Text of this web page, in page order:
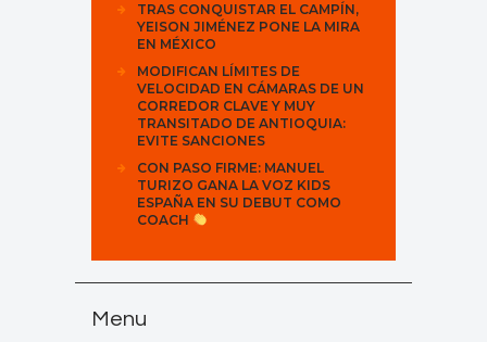
TRAS CONQUISTAR EL CAMPÍN,
YEISON JIMÉNEZ PONE LA MIRA
EN MÉXICO
MODIFICAN LÍMITES DE
VELOCIDAD EN CÁMARAS DE UN
CORREDOR CLAVE Y MUY
TRANSITADO DE ANTIOQUIA:
EVITE SANCIONES
CON PASO FIRME: MANUEL
TURIZO GANA LA VOZ KIDS
ESPAÑA EN SU DEBUT COMO
COACH
Menu